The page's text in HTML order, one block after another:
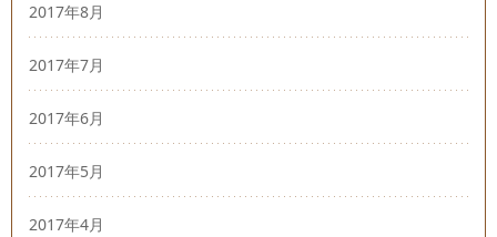
2017年8月
2017年7月
2017年6月
2017年5月
2017年4月